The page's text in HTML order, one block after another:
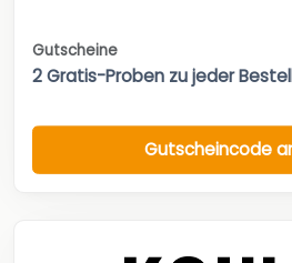
Gutscheine
2 Gratis-Proben zu jeder
Gutscheincode